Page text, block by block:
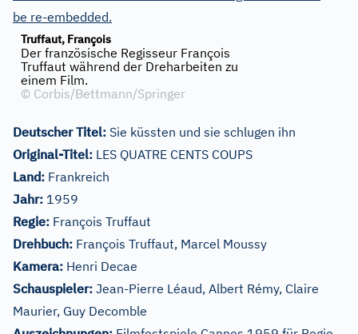
be re-embedded.
Truffaut, François
Der französische Regisseur François
Truffaut während der Dreharbeiten zu
einem Film.
© Corbis/Bettmann/Springer
Deutscher Titel: Sie küssten und sie schlugen ihn
Original-Titel: LES QUATRE CENTS COUPS
Land: Frankreich
Jahr: 1959
Regie: François Truffaut
Drehbuch: François Truffaut, Marcel Moussy
Kamera: Henri Decae
Schauspieler: Jean-Pierre Léaud, Albert Rémy, Claire
Maurier, Guy Decomble